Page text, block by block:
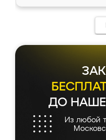
ДО
Из любой